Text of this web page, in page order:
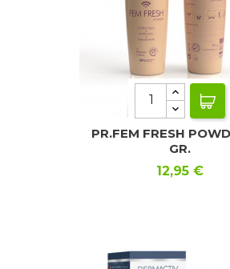
PR.FEM FRESH
GR.
Precio
12,95 €